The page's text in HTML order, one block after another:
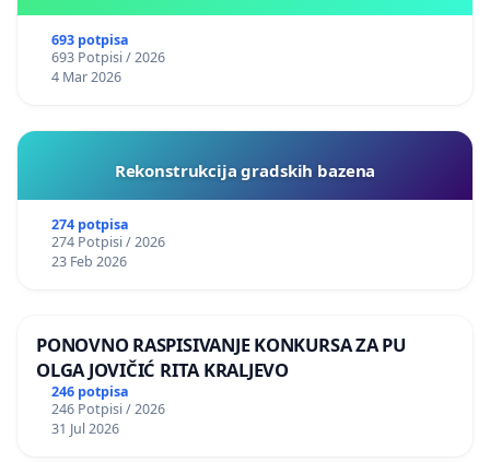
693 potpisa
693 Potpisi / 2026
4 Mar 2026
Rekonstrukcija gradskih bazena
274 potpisa
274 Potpisi / 2026
23 Feb 2026
PONOVNO RASPISIVANJE KONKURSA ZA PU
OLGA JOVIČIĆ RITA KRALJEVO
246 potpisa
246 Potpisi / 2026
31 Jul 2026